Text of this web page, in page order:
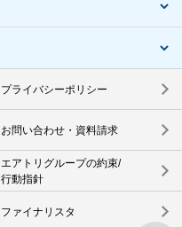
プライバシーポリシー
お問い合わせ・資料請求
エアトリグループの約束/
行動指針
ファイナリスタ